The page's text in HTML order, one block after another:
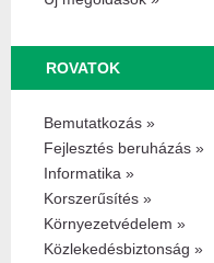
ROVATOK
Bemutatkozás »
Fejlesztés beruházás »
Informatika »
Korszerűsítés »
Környezetvédelem »
Közlekedésbiztonság »